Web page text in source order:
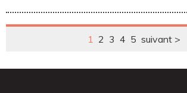
1 2 3 4 5 suivant >